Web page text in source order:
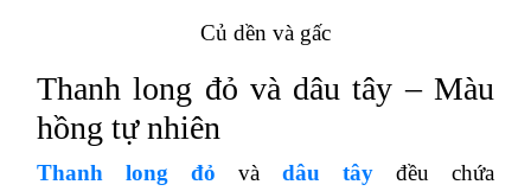
Củ dền và gấc
Thanh long đỏ và dâu tây – Màu
hồng tự nhiên
Thanh long đỏ và dâu tây đều chứa